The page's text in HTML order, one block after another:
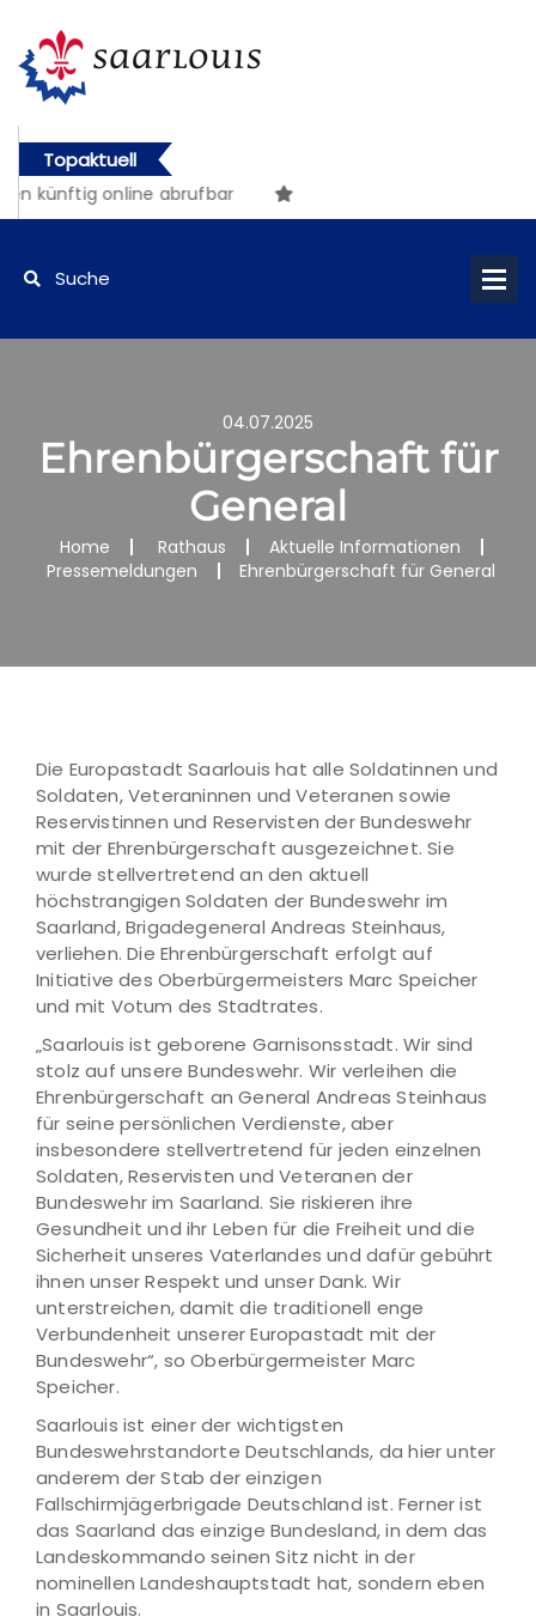
Topaktuell
künftig online abrufbar
04.07.2025
Ehrenbürgerschaft für
General
Home Rathaus
Aktuelle Informationen
Pressemeldungen
Ehrenbürgerschaft für General
Die Europastadt Saarlouis hat alle Soldatinnen und
Soldaten, Veteraninnen und Veteranen sowie
Reservistinnen und Reservisten der Bundeswehr
mit der Ehrenbürgerschaft ausgezeichnet. Sie
wurde stellvertretend an den aktuell
höchstrangigen Soldaten der Bundeswehr im
Saarland, Brigadegeneral Andreas Steinhaus,
verliehen. Die Ehrenbürgerschaft erfolgt auf
Initiative des Oberbürgermeisters Marc Speicher
und mit Votum des Stadtrates.
„Saarlouis ist geborene Garnisonsstadt. Wir sind
stolz auf unsere Bundeswehr. Wir verleihen die
Ehrenbürgerschaft an General Andreas Steinhaus
für seine persönlichen Verdienste, aber
insbesondere stellvertretend für jeden einzelnen
Soldaten, Reservisten und Veteranen der
Bundeswehr im Saarland. Sie riskieren ihre
Gesundheit und ihr Leben für die Freiheit und die
Sicherheit unseres Vaterlandes und dafür gebührt
ihnen unser Respekt und unser Dank. Wir
unterstreichen, damit die traditionell enge
Verbundenheit unserer Europastadt mit der
Bundeswehr“, so Oberbürgermeister Marc
Speicher.
Saarlouis ist einer der wichtigsten
Bundeswehrstandorte Deutschlands, da hier unter
anderem der Stab der einzigen
Fallschirmjägerbrigade Deutschland ist. Ferner ist
das Saarland das einzige Bundesland, in dem das
Landeskommando seinen Sitz nicht in der
nominellen Landeshauptstadt hat, sondern eben
in Saarlouis.